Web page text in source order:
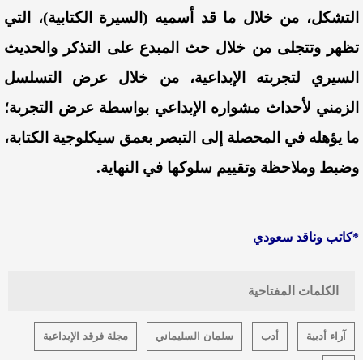
التشكل، من خلال ما قد أسميه (السيرة الكتابية)، التي
تظهر وتتجلى من خلال حث المبدع على التذكر والحديث
السيري لتجربته الإبداعية، من خلال عرض التسلسل
الزمني لأحداث مشواره الإبداعي بواسطة عرض التجربة؛
ما يؤهله في المحصلة إلى التبصر بعمق سيكلوجية الكتابة،
وضبط وملاحظة وتقييم سلوكها في النهاية.
*كاتب وناقد سعودي
الكلمات المفتاحية
آراء أدبية أدب سلمان السليماني مجلة فرقد الإبداعية